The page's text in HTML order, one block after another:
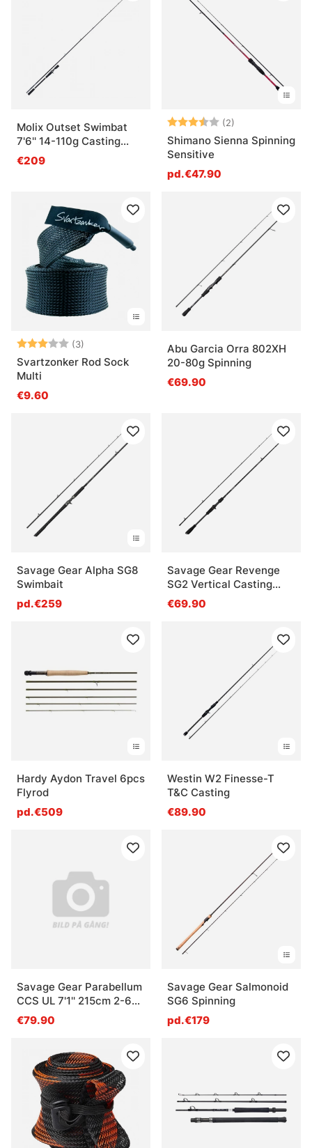
Molix Outset Swimbat
7'6'' 14-110g Casting
1pcs
€209
Note: (2)
Shimano Sienna Spinning
Sensitive
pd.€47.90
Note: (3)
Svartzonker Rod Sock
Multi
€9.60
Abu Garcia Orra 802XH
20-80g Spinning
€69.90
Savage Gear Alpha SG8
Swimbait
pd.€259
Savage Gear Revenge
SG2 Vertical Casting
- 198cm, 6'5'' 20-65g
2pcs
€69.90
Hardy Aydon Travel 6pcs
Flyrod
pd.€509
Westin W2 Finesse-T
T&C Casting
€89.90
Savage Gear Parabellum
CCS UL 7'1'' 215cm 2-6g
- 2sec
€79.90
Savage Gear Salmonoid
SG6 Spinning
pd.€179